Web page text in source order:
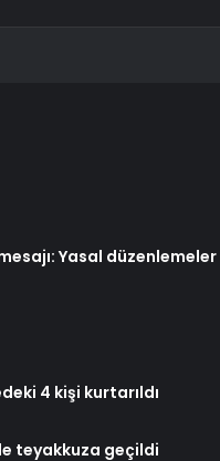
Yasal düzenlemeler
4 kişi kurtarıldı
teyakkuza geçildi